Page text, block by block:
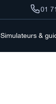
01
Simulateurs &